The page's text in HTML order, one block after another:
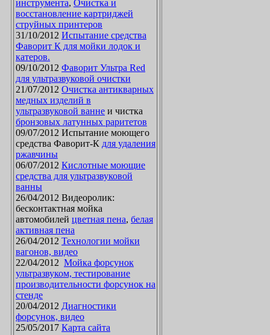
инструмента, Очистка и
восстановление картриджей
струйных принтеров
31/10/2012 Испытание средства
Фаворит К для мойки лодок и
катеров.
09/10/2012 Фаворит Ультра Red
для ультразвуковой очистки
21/07/2012 Очистка антикварных
медных изделий в
ультразвуковой ванне и чистка
бронзовых латунных раритетов
09/07/2012 Испытание моющего
средства Фаворит-К для удаления
ржавчины
06/07/2012 Кислотные моющие
средства для ультразвуковой
ванны
26/04/2012 Видеоролик:
бесконтактная мойка
автомобилей цветная пена, белая
активная пена
26/04/2012 Технологии мойки
вагонов, видео
22/04/2012 Мойка форсунок
ультразвуком, тестирование
производительности форсунок на
стенде
20/04/2012 Диагностики
форсунок, видео
25/05/2017 Карта сайта